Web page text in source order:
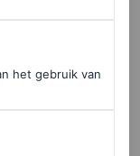
het gebruik van